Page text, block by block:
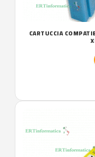
CARTUCCIA